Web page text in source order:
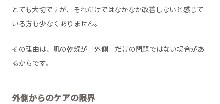
とても大切ですが、それだけではなかなか改善しないと感じて
いる方も少なくありません。
その理由は、肌の乾燥が「外側」だけの問題ではない場合があ
るからです。
外側からのケアの限界